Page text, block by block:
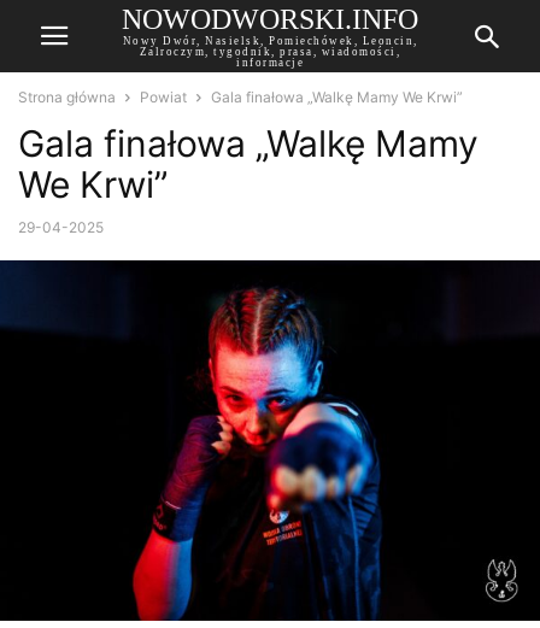
NOWODWORSKI.INFO
Nowy Dwór, Nasielsk, Pomiechówek, Leoncin,
Zalroczym, tygodnik, prasa, wiadomości,
informacje
Strona główna Powiat Gala finałowa „Walkę Mamy We Krwi”
Gala finałowa „Walkę Mamy
We Krwi”
29-04-2025